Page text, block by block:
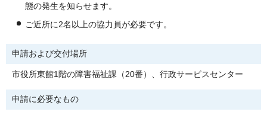
態の発生を知らせます。
ご近所に2名以上の協力員が必要です。
申請および交付場所
市役所東館1階の障害福祉課（20番）、行政サービスセンター
申請に必要なもの